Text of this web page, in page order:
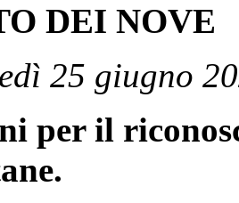
DEI NOVE
25 giugno
per il